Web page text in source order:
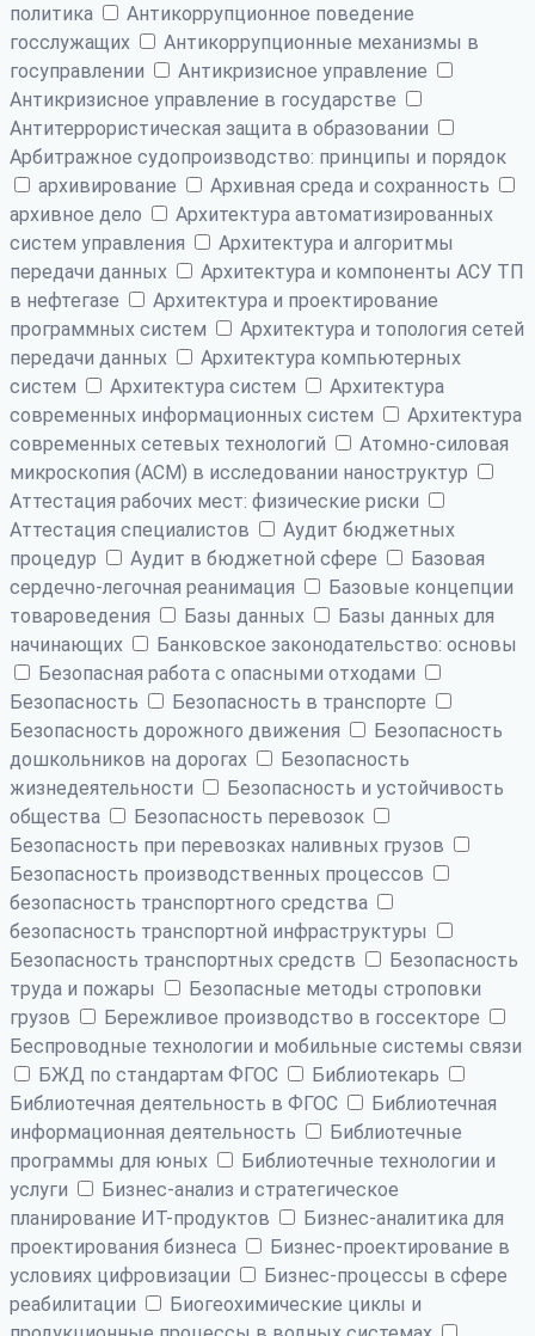
политика
Антикоррупционное поведение
госслужащих
Антикоррупционные механизмы в
госуправлении
Антикризисное управление
Антикризисное управление в государстве
Антитеррористическая защита в образовании
Арбитражное судопроизводство: принципы и порядок
архивирование
Архивная среда и сохранность
архивное дело
Архитектура автоматизированных
систем управления
Архитектура и алгоритмы
передачи данных
Архитектура и компоненты АСУ ТП
в нефтегазе
Архитектура и проектирование
программных систем
Архитектура и топология сетей
передачи данных
Архитектура компьютерных
систем
Архитектура систем
Архитектура
современных информационных систем
Архитектура
современных сетевых технологий
Атомно-силовая
микроскопия (АСМ) в исследовании наноструктур
Аттестация рабочих мест: физические риски
Аттестация специалистов
Аудит бюджетных
процедур
Аудит в бюджетной сфере
Базовая
сердечно-легочная реанимация
Базовые концепции
товароведения
Базы данных
Базы данных для
начинающих
Банковское законодательство: основы
Безопасная работа с опасными отходами
Безопасность
Безопасность в транспорте
Безопасность дорожного движения
Безопасность
дошкольников на дорогах
Безопасность
жизнедеятельности
Безопасность и устойчивость
общества
Безопасность перевозок
Безопасность при перевозках наливных грузов
Безопасность производственных процессов
безопасность транспортного средства
безопасность транспортной инфраструктуры
Безопасность транспортных средств
Безопасность
труда и пожары
Безопасные методы строповки
грузов
Бережливое производство в госсекторе
Беспроводные технологии и мобильные системы связи
БЖД по стандартам ФГОС
Библиотекарь
Библиотечная деятельность в ФГОС
Библиотечная
информационная деятельность
Библиотечные
программы для юных
Библиотечные технологии и
услуги
Бизнес-анализ и стратегическое
планирование ИТ-продуктов
Бизнес-аналитика для
проектирования бизнеса
Бизнес-проектирование в
условиях цифровизации
Бизнес-процессы в сфере
реабилитации
Биогеохимические циклы и